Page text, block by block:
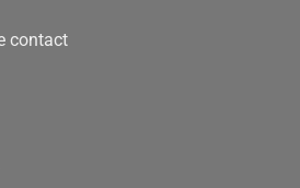
contact